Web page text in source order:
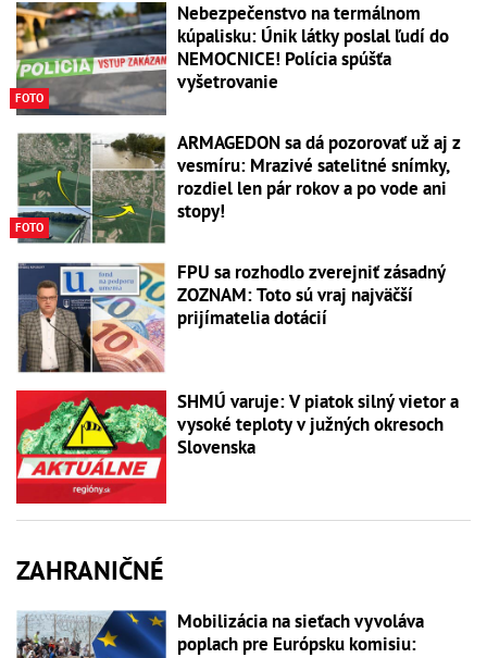
FOTO
Nebezpečenstvo na termálnom
kúpalisku: Únik látky poslal ľudí do
NEMOCNICE! Polícia spúšťa
vyšetrovanie
FOTO
ARMAGEDON sa dá pozorovať už aj z
vesmíru: Mrazivé satelitné snímky,
rozdiel len pár rokov a po vode ani
stopy!
FPU sa rozhodlo zverejniť zásadný
ZOZNAM: Toto sú vraj najväčší
prijímatelia dotácií
SHMÚ varuje: V piatok silný vietor a
vysoké teploty v južných okresoch
Slovenska
ZAHRANIČNÉ
Mobilizácia na sieťach vyvoláva
poplach pre Európsku komisiu: